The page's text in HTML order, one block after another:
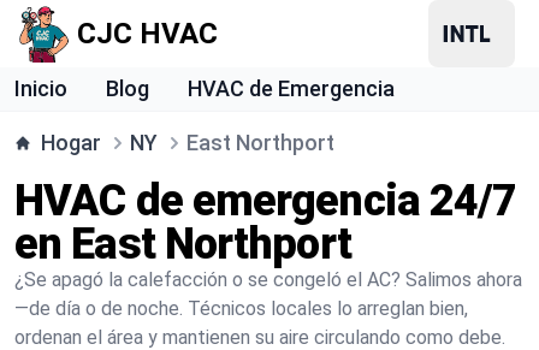
CJC HVAC
Inicio Blog HVAC de Emergencia
Hogar NY East Northport
HVAC de emergencia 24/7
en East Northport
¿Se apagó la calefacción o se congeló el AC? Salimos ahora
—de día o de noche. Técnicos locales lo arreglan bien,
ordenan el área y mantienen su aire circulando como debe.